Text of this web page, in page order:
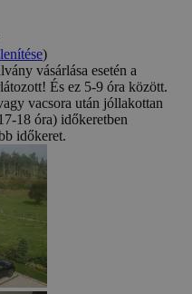
)
vásárlása esetén a
És ez 5-9 óra között.
vacsora után jóllakottan
18 óra) időkeretben
időkeret.